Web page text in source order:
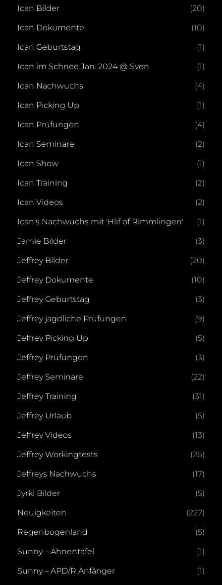
Ican Bilder (20)
Ican Dokumente (10)
Ican Geburtstag (1)
Ican im Schnee Jan. 2024 @ Sven (1)
Ican Nachwuchs (4)
Ican Picking Up (1)
Ican Prüfungen (4)
Ican Seminare (2)
Ican Show (1)
Ican Training (2)
Ican Videos (2)
Ican's Nachwuchs mit 'Hlif of Rimmlingen' (1)
Jamie Bilder (3)
Jeffrey Bilder (20)
Jeffrey Dokumente (10)
Jeffrey Geburtstag (3)
Jeffrey jagdliche Prüfungen (9)
Jeffrey Picking Up (5)
Jeffrey Prüfungen (3)
Jeffrey Seminare (22)
Jeffrey Training (31)
Jeffrey Urlaub (5)
Jeffrey Videos (13)
Jeffrey Workingtests (26)
Jeffreys Nachwuchs (17)
Jyrki Bilder (5)
Neuigkeiten (227)
Regenbogenland (5)
Sunny – Ahnentafel (1)
Sunny – APD/R Anfänger (1)